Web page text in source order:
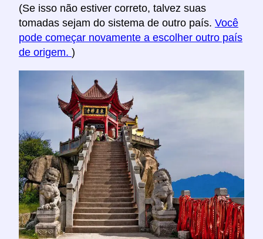
(Se isso não estiver correto, talvez suas
tomadas sejam do sistema de outro país. Você
pode começar novamente a escolher outro país
de origem. )